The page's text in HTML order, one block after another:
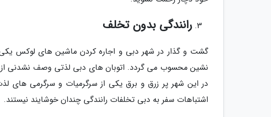
رانندگی بدون تخلف
گشت و گذار در شهر دبی و اجاره کردن ماشین های لوکس یکی
نشین محسوب می گردد. اتوبان های دبی لذتی وصف نشدنی از
در این شهر پر زرق و برق یکی از سرگرمیات و سرگرمی های
اشتباهات سفر به دبی تخلفات رانندگی چندان خوشایند نیستند.